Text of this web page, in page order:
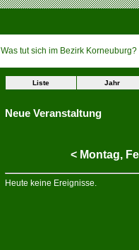
Was tut sich im Bezirk Korneuburg?
Liste Jahr
Neue Veranstaltung
< Montag,
Heute keine Ereignisse.